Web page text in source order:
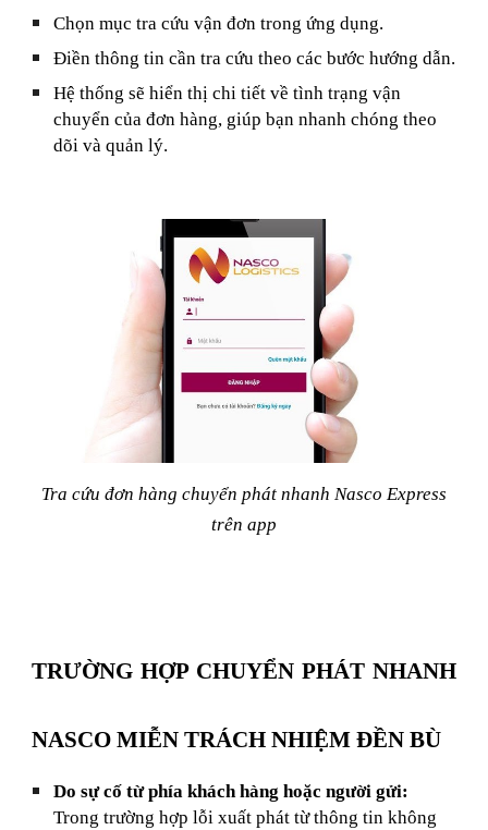
Chọn mục tra cứu vận đơn trong ứng dụng.
Điền thông tin cần tra cứu theo các bước hướng dẫn.
Hệ thống sẽ hiển thị chi tiết về tình trạng vận
chuyển của đơn hàng, giúp bạn nhanh chóng theo
dõi và quản lý.
Tra cứu đơn hàng chuyển phát nhanh Nasco Express
trên app
TRƯỜNG HỢP CHUYỂN PHÁT NHANH
NASCO MIỄN TRÁCH NHIỆM ĐỀN BÙ
Do sự cố từ phía khách hàng hoặc người gửi:
Trong trường hợp lỗi xuất phát từ thông tin không